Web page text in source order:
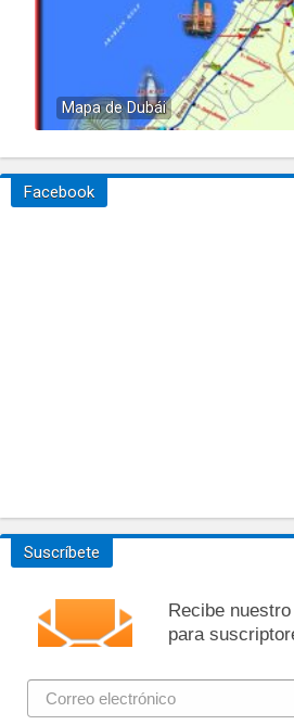
Mapa de Dubái
Facebook
Suscríbete
Recibe
para